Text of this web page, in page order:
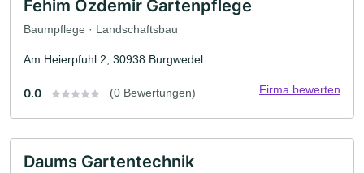
Fehim Özdemir Gartenpflege
Baumpflege · Landschaftsbau
Am Heierpfuhl 2, 30938 Burgwedel
0.0 (0 Bewertungen) Firma bewerten
Daums Gartentechnik